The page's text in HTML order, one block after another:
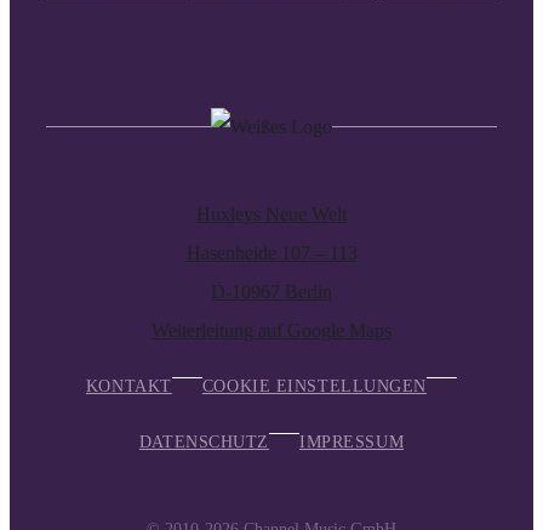
Huxleys Neue Welt
Hasenheide 107 – 113
D-10967 Berlin
Weiterleitung auf Google Maps
KONTAKT COOKIE EINSTELLUNGEN
DATENSCHUTZ IMPRESSUM